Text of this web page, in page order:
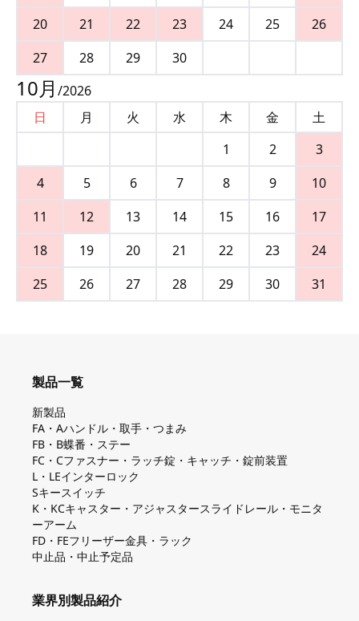
20
21 22 23 24 25
26
27
28 29 30
10月 /2026
日
月 火 水 木 金
土
1
2
3
4
5 6 7 8 9
10
11
12 13 14 15 16
17
18
19 20 21 22 23
24
25
26 27 28 29 30 31
製品一覧
新製品
FA・Aハンドル・取手・つまみ
FB・B蝶番・ステー
FC・Cファスナー・ラッチ錠・キャッチ・錠前装置
L・LEインターロック
Sキースイッチ
K・KCキャスター・アジャスタースライドレール・モニタ
ーアーム
FD・FEフリーザー金具・ラック
中止品・中止予定品
業界別製品紹介